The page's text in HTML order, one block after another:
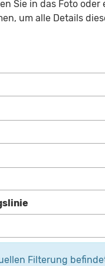
Sie in das Foto oder
um alle Details
Filterung